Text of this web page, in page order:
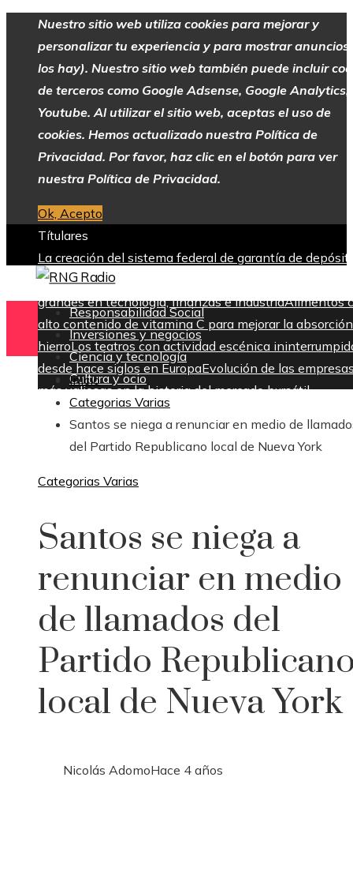
Nuestro sitio web utiliza cookies para mejorar y
personalizar tu experiencia y para mostrar anuncios
los hay). Nuestro sitio web también puede incluir
de terceros como Google Adsense, Google Analytics,
Youtube. Al utilizar el sitio web, aceptas el uso de
cookies. Hemos actualizado nuestra Política de
Privacidad. Por favor, haz clic en el botón para ver
nuestra Política de Privacidad.
Ok, Acepto
Títulares
La creación del sistema federal de garantía de
tras la Gran Depresión
grandes en tecnología, finanzas e industriaAlimentos
alto contenido de vitamina C para mejorar la
hierroLos teatros con actividad escénica
desde hace siglos en EuropaEvolución de las
más valiosas en la historia del mercado bursátil
sábado, agosto 8
Responsabilidad Social
Inversiones y negocios
Ciencia y tecnología
Cultura y ocio
Inicio
Categorias Varias
Santos se niega a renunciar en medio de
del Partido Republicano local de Nueva York
Categorias Varias
Santos se niega a
renunciar en medio
de llamados del
Partido
local de Nueva York
Nicolás AdomoHace 4 años